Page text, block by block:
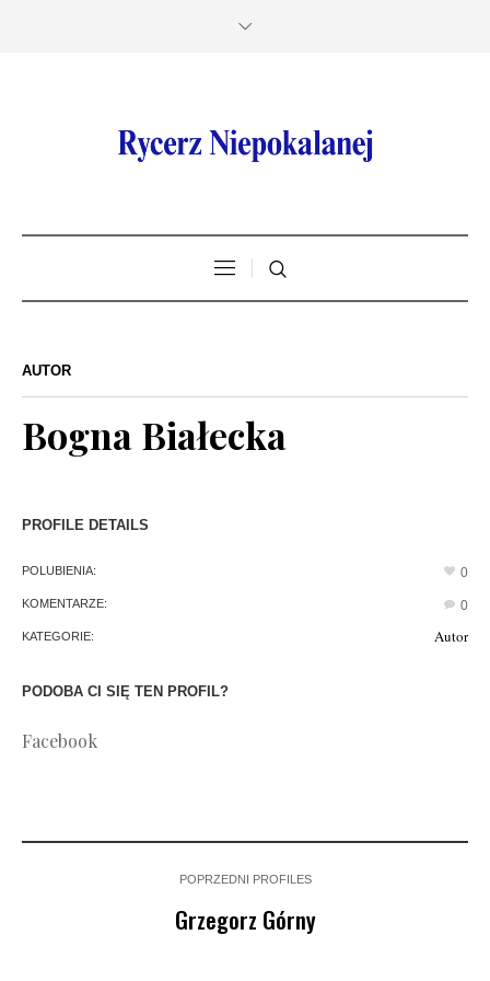
AUTOR
Bogna Białecka
PROFILE DETAILS
POLUBIENIA: 0
KOMENTARZE: 0
KATEGORIE: Autor
PODOBA CI SIĘ TEN PROFIL?
Facebook
POPRZEDNI PROFILES
Grzegorz Górny